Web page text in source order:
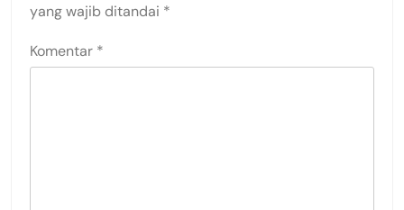
yang wajib ditandai *
Komentar *